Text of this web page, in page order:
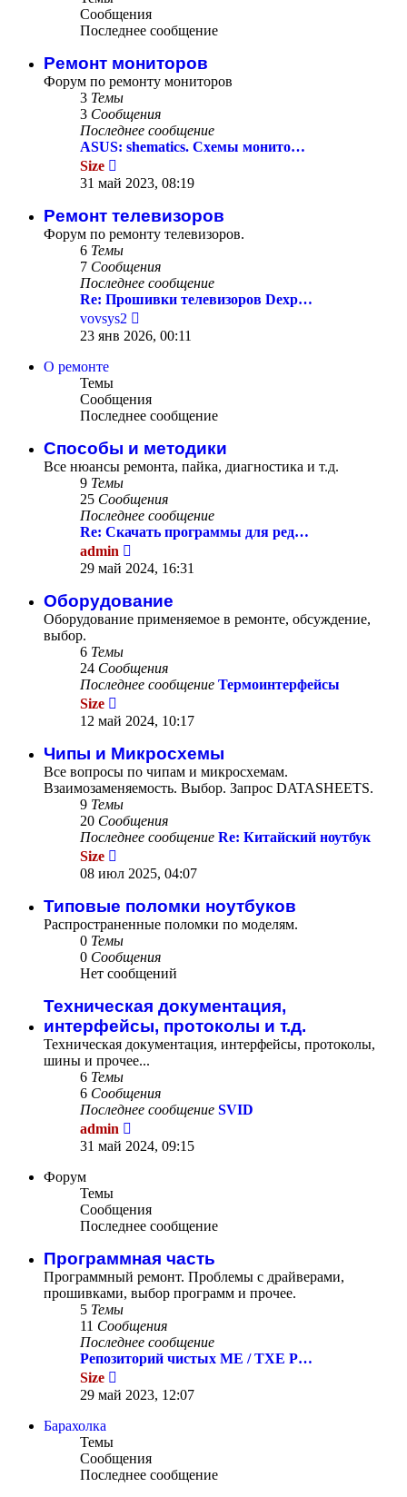
Сообщения
Последнее сообщение
Ремонт мониторов
Форум по ремонту мониторов
3 Темы
3 Сообщения
Последнее сообщение
ASUS: shematics. Схемы монито…
Size
к
сообщению
31 май 2023, 08:19
Ремонт телевизоров
Форум по ремонту телевизоров.
6 Темы
7 Сообщения
Последнее сообщение
Re: Прошивки телевизоров Dexp…
vovsys2
к
23 янв 2026, 00:11
О ремонте
Темы
Сообщения
Последнее сообщение
Способы и методики
Все нюансы ремонта, пайка, диагностика и т.д.
9 Темы
25 Сообщения
Последнее сообщение
Re: Скачать программы для ред…
admin
к
сообщению
29 май 2024, 16:31
Оборудование
Оборудование применяемое в ремонте, обсуждение,
выбор.
6 Темы
24 Сообщения
Последнее сообщение Термоинтерфейсы
Size
к
сообщению
12 май 2024, 10:17
Чипы и Микросхемы
Все вопросы по чипам и микросхемам.
Взаимозаменяемость. Выбор. Запрос DATASHEETS.
9 Темы
20 Сообщения
Последнее сообщение Re: Китайский ноутбук
Size
к
сообщению
08 июл 2025, 04:07
Типовые поломки ноутбуков
Распространенные поломки по моделям.
0 Темы
0 Сообщения
Нет сообщений
Техническая документация,
интерфейсы, протоколы и т.д.
Техническая документация, интерфейсы, протоколы,
шины и прочее...
6 Темы
6 Сообщения
Последнее сообщение SVID
admin
к
31 май 2024, 09:15
Форум
Темы
Сообщения
Последнее сообщение
Программная часть
Программный ремонт. Проблемы с драйверами,
прошивками, выбор программ и прочее.
5 Темы
11 Сообщения
Последнее сообщение
Репозиторий чистых ME / TXE Р…
Size
к
29 май 2023, 12:07
Барахолка
Темы
Сообщения
Последнее сообщение